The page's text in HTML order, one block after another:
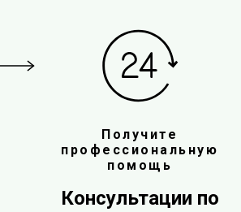
Получите
профессиональную
помощь
Консультации по